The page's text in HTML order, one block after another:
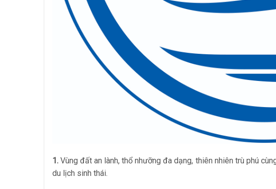
1. Vùng đất an lành, thổ nhưỡng đa dạng, thiên nhiên trù phú
du lịch sinh thái.